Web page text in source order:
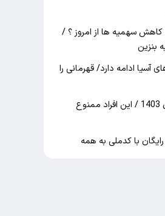
سهمیه ها از امروز ؟ /
بنزین
آسیا ادامه دارد/ قهرمانی را
شرایط گرفتن پاسپورت در سال 1403 / این افراد ممنوع